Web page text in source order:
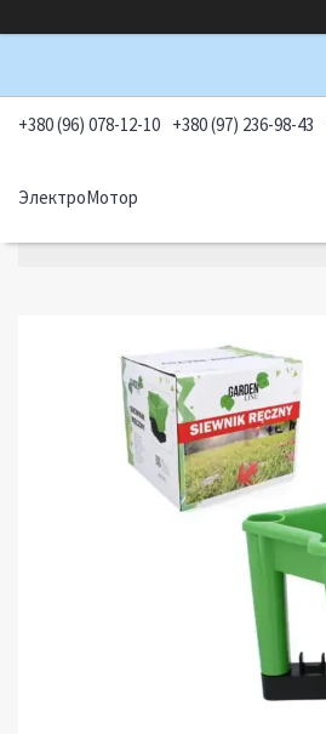
+380 (96) 078-12-10 +380 (97) 236-98-43
ЭлектроМотор